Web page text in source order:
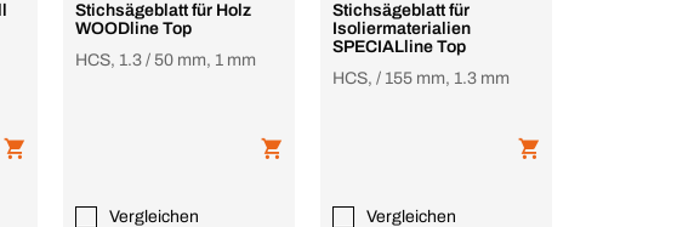
Stichsägeblatt für Holz
WOODline Top
HCS, 1.3 / 50 mm, 1 mm
Vergleichen
Stichsägeblatt für
Isoliermaterialien
SPECIALline Top
HCS, / 155 mm, 1.3 mm
Vergleichen